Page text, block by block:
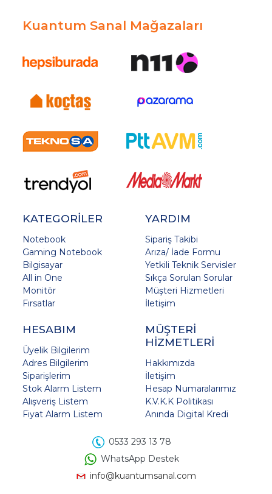
Kuantum Sanal Mağazaları
KATEGORİLER
Notebook
Gaming Notebook
Bilgisayar
All in One
Monitör
Fırsatlar
YARDIM
Sipariş Takibi
Arıza/ İade Formu
Yetkili Teknik Servisler
Sıkça Sorulan Sorular
Müşteri Hizmetleri
İletişim
HESABIM
Üyelik Bilgilerim
Adres Bilgilerim
Siparişlerim
Stok Alarm Listem
Alışveriş Listem
Fiyat Alarm Listem
MÜŞTERİ
HİZMETLERİ
Hakkımızda
İletişim
Hesap Numaralarımız
K.V.K.K Politikası
Anında Digital Kredi
0533 293 13 78
WhatsApp Destek
info@kuantumsanal.com